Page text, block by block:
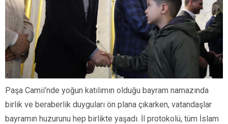
Paşa Camii’nde yoğun katılımın olduğu bayram namazında
birlik ve beraberlik duyguları ön plana çıkarken, vatandaşlar
bayramın huzurunu hep birlikte yaşadı. İl protokolü, tüm İslam